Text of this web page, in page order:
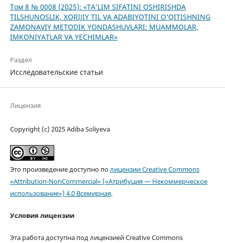
Том 8 № 0008 (2025): «TA’LIM SIFATINI OSHIRISHDA
TILSHUNOSLIK, XORIJIY TIL VA ADABIYOTINI O‘QITISHNING
ZAMONAVIY METODIK YONDASHUVLARI: MUAMMOLAR,
IMKONIYATLAR VA YECHIMLAR»
Раздел
Исследовательские статьи
Лицензия
Copyright (c) 2025 Adiba Soliyeva
Это произведение доступно полицензии Creative Commons
«Attribution-NonCommercial» («Атрибуция — Некоммерческое
использование») 4.0 Всемирная.
Условия лицензии
Эта работа доступна под лицензией Creative Commons